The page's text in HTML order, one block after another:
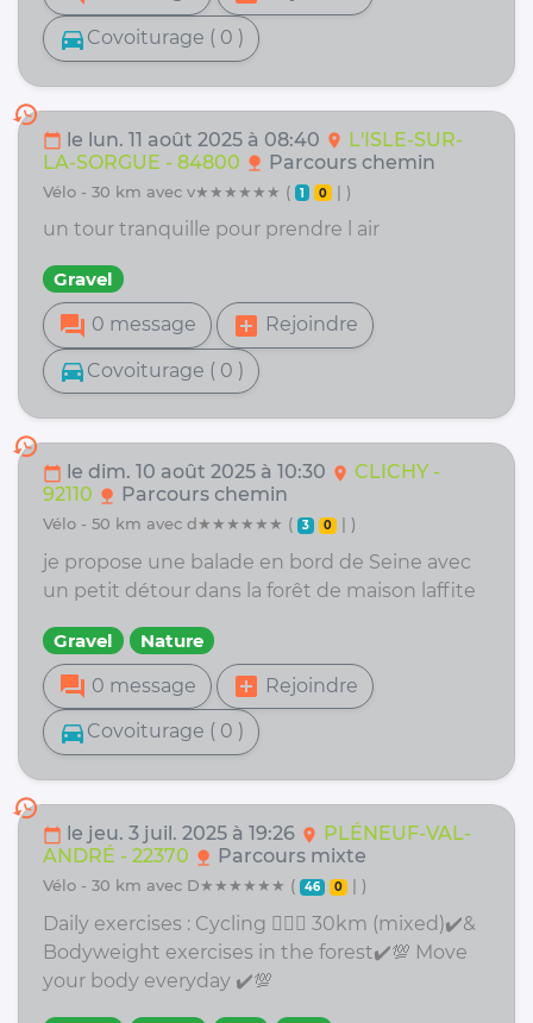
directions_car Covoiturage ( 0 )
history
calendar_today le lun. 11 août 2025 à 08:40 location_on L'ISLE-SUR-
LA-SORGUE - 84800 nature Parcours chemin
vélo - 30 km avec v★★★★★★ ( 1 0 | )
un tour tranquille pour prendre l air
Gravel
forum 0 message add_box Rejoindre
directions_car Covoiturage ( 0 )
history
calendar_today le dim. 10 août 2025 à 10:30 location_on CLICHY -
92110 nature Parcours chemin
vélo - 50 km avec d★★★★★★ ( 3 0 | )
je propose une balade en bord de Seine avec
un petit détour dans la forêt de maison laffite
Gravel Nature
forum 0 message add_box Rejoindre
directions_car Covoiturage ( 0 )
history
calendar_today le jeu. 3 juil. 2025 à 19:26 location_on
PLÉNEUF-VAL-
ANDRÉ - 22370 nature Parcours mixte
vélo - 30 km avec D★★★★★★ ( 46 0 | )
Daily exercises : Cycling 🚴🏻‍♀️ 30km (mixed)✔️&
Bodyweight exercises in the forest✔️💯 Move
your body everyday ✔️💯